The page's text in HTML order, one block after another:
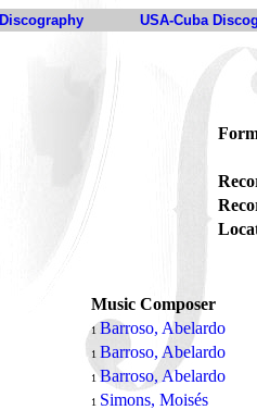
Discography USA-Cuba
Music Composer
1 Barroso, Abelardo
1 Barroso, Abelardo
1Barroso, Abelardo
1 Simons, Moisés